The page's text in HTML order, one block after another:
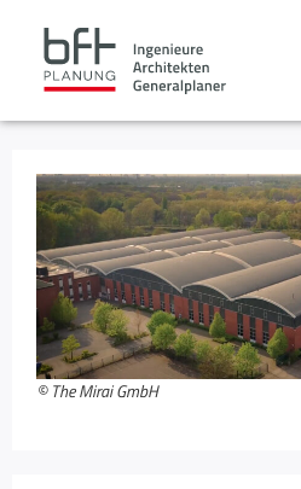
© The Mirai GmbH